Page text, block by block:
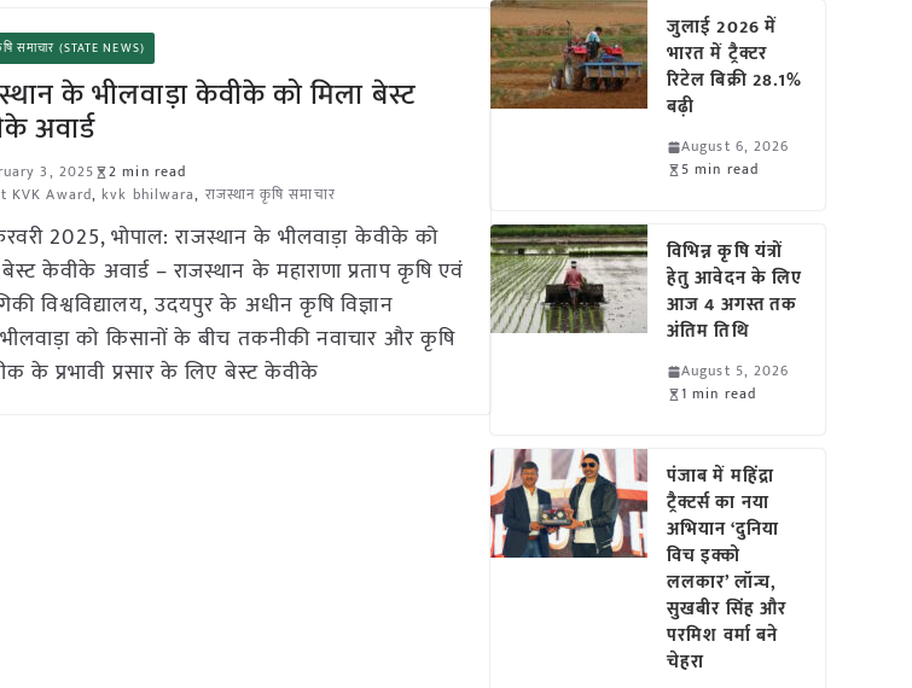
समाचार (STATE NEWS)
के भीलवाड़ा केवीके को मिला बेस्ट
अवार्ड
3, 2025
2 min read
KVK Award,kvk bhilwara, राजस्थान कृषि समाचार
2025, भोपाल: राजस्थान के भीलवाड़ा केवीके को
केवीके अवार्ड – राजस्थान के महाराणा प्रताप कृषि एवं
विश्वविद्यालय, उदयपुर के अधीन कृषि विज्ञान
को किसानों के बीच तकनीकी नवाचार और कृषि
के प्रभावी प्रसार के लिए बेस्ट केवीके
जुलाई 2026 में
भारत में ट्रैक्टर
रिटेल बिक्री 28.1%
बढ़ी
August 6, 2026
5 min read
विभिन्न कृषि यंत्रों
हेतु आवेदन के लिए
आज 4 अगस्त तक
अंतिम तिथि
August 5, 2026
1 min read
पंजाब में महिंद्रा
ट्रैक्टर्स का नया
अभियान ‘दुनिया
विच इक्को
ललकार’ लॉन्च,
सुखबीर सिंह और
परमिश वर्मा बने
चेहरा